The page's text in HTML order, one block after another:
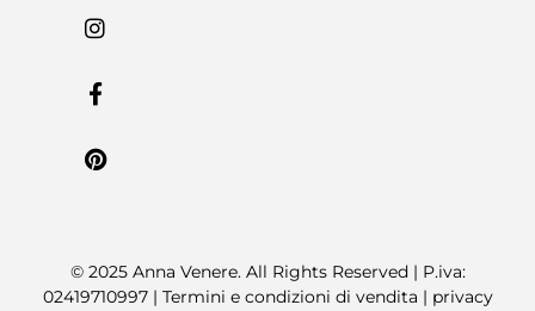
© 2025 Anna Venere. All Rights Reserved | P.iva:
02419710997 | Termini e condizioni di vendita | privacy